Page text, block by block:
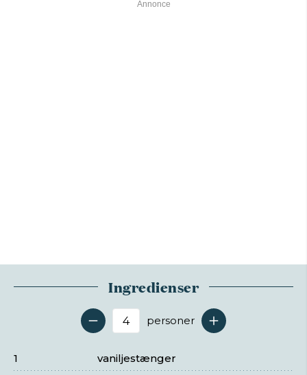
Ingredienser
Antal serveringer
personer
vaniljestænger
1